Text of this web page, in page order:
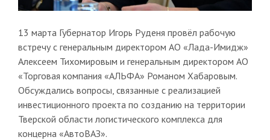
13 марта Губернатор Игорь Руденя провёл рабочую
встречу с генеральным директором АО «Лада-Имидж»
Алексеем Тихомировым и генеральным директором АО
«Торговая компания «АЛЬФА» Романом Хабаровым.
Обсуждались вопросы, cвязанные с реализацией
инвестиционного проекта по созданию на территории
Тверской области логистического комплекса для
концерна «АвтоВАЗ».